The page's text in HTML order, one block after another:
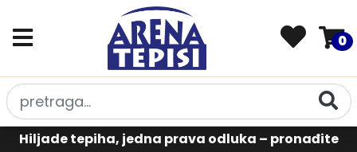
0
Hiljade tepiha, jedna prava odluka – pronađite